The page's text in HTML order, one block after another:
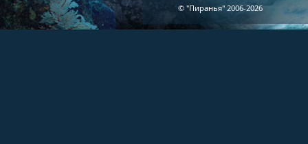
© "Пиранья" 2006-2026